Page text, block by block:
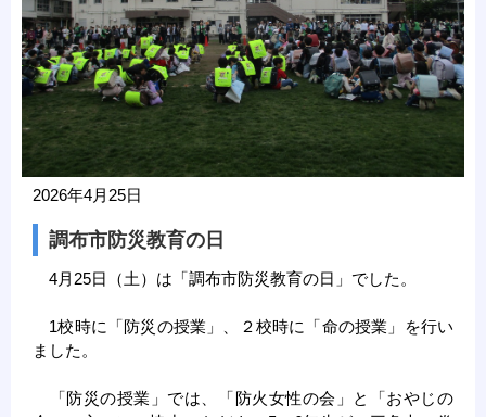
2026年4月25日
調布市防災教育の日
4月25日（土）は「調布市防災教育の日」でした。
1校時に「防災の授業」、２校時に「命の授業」を行い
ました。
「防災の授業」では、「防火女性の会」と「おやじの